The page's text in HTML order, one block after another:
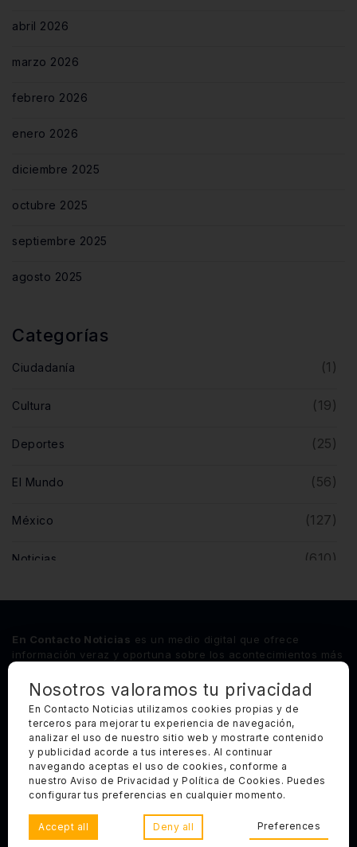
abril 2026
marzo 2026
febrero 2026
enero 2026
diciembre 2025
octubre 2025
septiembre 2025
agosto 2025
Categorías
Ciudadanía (1)
Cultura (19)
Deportes (25)
El Mundo (56)
México (127)
Noticias (610)
(5)
Querétaro
En Contacto Noticias es un medio digital que ofrece
información veraz y oportuna sobre los acontecimientos más
principales sucesos nacionales e internacionales.
Síguenos
Categorías Principales
Otros Enlaces
Copyright 2025, Todos los derechos reservados. En Contacto
Noticias
Nosotros valoramos tu privacidad
En Contacto Noticias utilizamos cookies propias y de
terceros para mejorar tu experiencia de navegación,
analizar el uso de nuestro sitio web y mostrarte contenido
y publicidad acorde a tus intereses. Al continuar
navegando aceptas el uso de cookies, conforme a
nuestro Aviso de Privacidad y Política de Cookies. Puedes
configurar tus preferencias en cualquier momento.
Accept all Deny all Preferences